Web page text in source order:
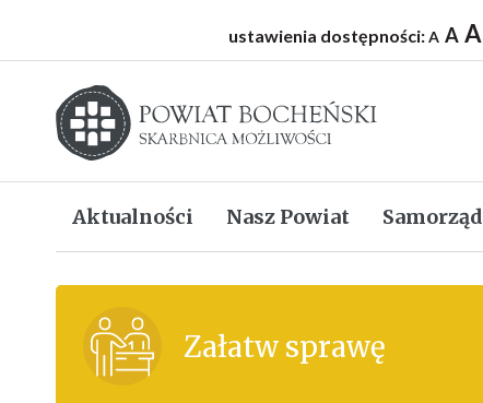
ustawienia dostępności:A A A
Starostwo powiatowe w Bochni
Aktualności Nasz Powiat Samorząd
Załatw sprawę